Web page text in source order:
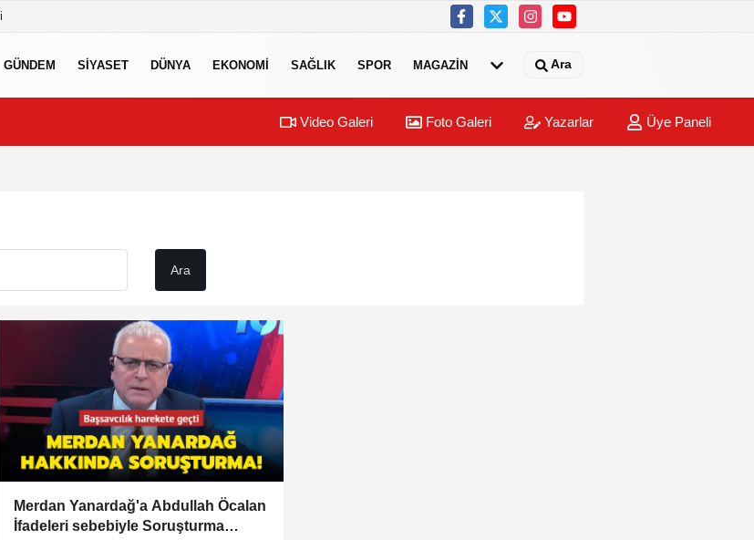
GÜNDEM SİYASET DÜNYA EKONOMİ SAĞLIK SPOR MAGAZİN Ara
Video Galeri Foto Galeri Yazarlar Üye Paneli
Merdan Yanardağ'a Abdullah Öcalan
İfadeleri sebebiyle Soruşturma